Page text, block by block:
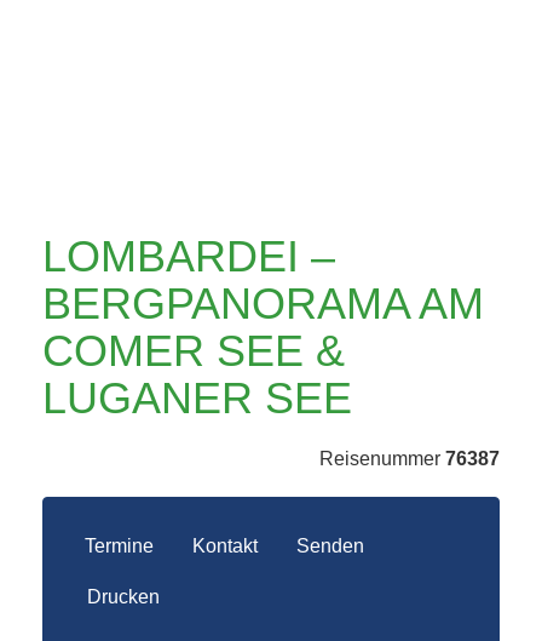
LOMBARDEI –
BERGPANORAMA AM
COMER SEE &
LUGANER SEE
Reisenummer 76387
Termine Kontakt Senden
Drucken